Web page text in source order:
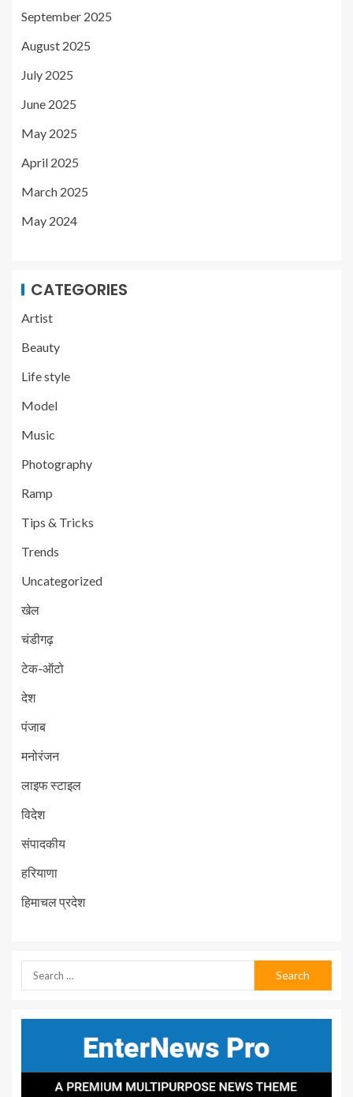
September 2025
August 2025
July 2025
June 2025
May 2025
April 2025
March 2025
May 2024
CATEGORIES
Artist
Beauty
Life style
Model
Music
Photography
Ramp
Tips & Tricks
Trends
Uncategorized
खेल
चंडीगढ़
टेक-ऑटो
देश
पंजाब
मनोरंजन
लाइफ स्टाइल
विदेश
संपादकीय
हरियाणा
हिमाचल प्रदेश